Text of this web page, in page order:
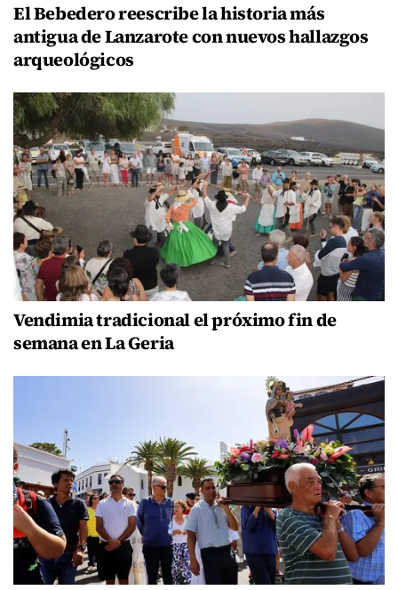
El Bebedero reescribe la historia más
antigua de Lanzarote con nuevos hallazgos
arqueológicos
Vendimia tradicional el próximo fin de
semana en La Geria